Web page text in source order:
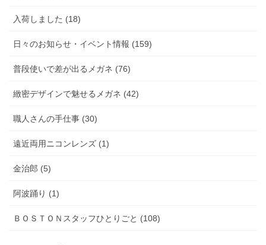
入荷しました (18)
日々のお知らせ・イベント情報 (159)
普段使いで差が出るメガネ (76)
緻密デザインで魅せるメガネ (42)
職人さんの手仕事 (30)
遠近両用ニコンレンズ (1)
金治郎 (5)
阿波踊り (1)
ＢＯＳＴＯＮスタッフひとりごと (108)